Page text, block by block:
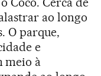
ao longo
O parque,
e
meio à